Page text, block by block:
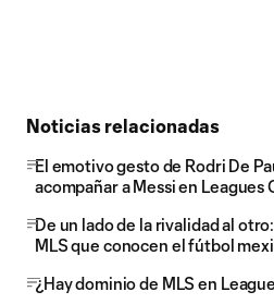
Noticias relacionadas
El emotivo gesto de Rodri De
acompañar a Messi en Leagues
De un lado de la rivalidad al
MLS que conocen el fútbol
¿Hay dominio de MLS en